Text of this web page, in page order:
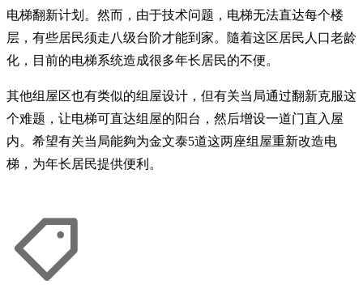
电梯翻新计划。然而，由于技术问题，电梯无法直达每个楼
层，有些居民须走八级台阶才能到家。隨着这区居民人口老龄
化，目前的电梯系统造成很多年长居民的不便。
其他组屋区也有类似的组屋设计，但有关当局通过翻新克服这
个难题，让电梯可直达组屋的阳台，然后增设一道门直入屋
内。希望有关当局能夠为金文泰5道这两座组屋重新改造电
梯，为年长居民提供便利。